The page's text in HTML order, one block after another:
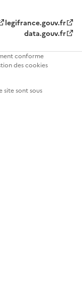
legifrance.gouv.fr
data.gouv.fr
conforme
des cookies
site sont sous